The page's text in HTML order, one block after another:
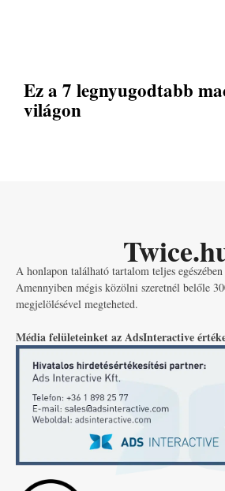
Ez a 7 legnyugodtabb
világon
A honlapon található tartalom teljes
Amennyiben mégis közölni szeretnél belőle
megjelölésével megteheted.
Média felületeinket az AdsInteractive